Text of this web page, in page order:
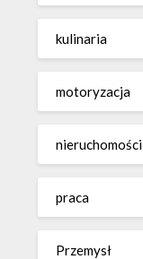
kulinaria
motoryzacja
nieruchomości
praca
Przemysł